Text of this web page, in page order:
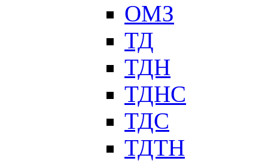
ОМЗ
ТД
ТДН
ТДНС
ТДС
ТДТН